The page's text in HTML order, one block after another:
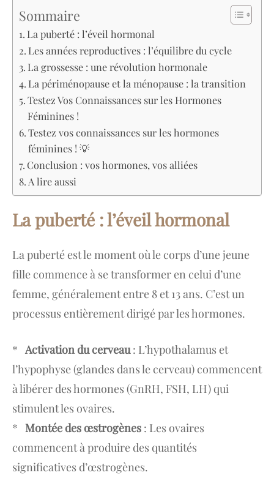
Sommaire
La puberté : l’éveil hormonal
Les années reproductives : l’équilibre du cycle
La grossesse : une révolution hormonale
La périménopause et la ménopause : la transition
Testez Vos Connaissances sur les Hormones
Féminines !
Testez vos connaissances sur les hormones
féminines ! 💡
Conclusion : vos hormones, vos alliées
A lire aussi
La puberté : l’éveil hormonal
La puberté est le moment où le corps d’une jeune
fille commence à se transformer en celui d’une
femme, généralement entre 8 et 13 ans. C’est un
processus entièrement dirigé par les hormones.
* Activation du cerveau: L’hypothalamus et
l’hypophyse (glandes dans le cerveau) commencent
à libérer des hormones (GnRH, FSH, LH) qui
stimulent les ovaires.
* Montée des œstrogènes : Les ovaires
commencent à produire des quantités
significatives d’œstrogènes.